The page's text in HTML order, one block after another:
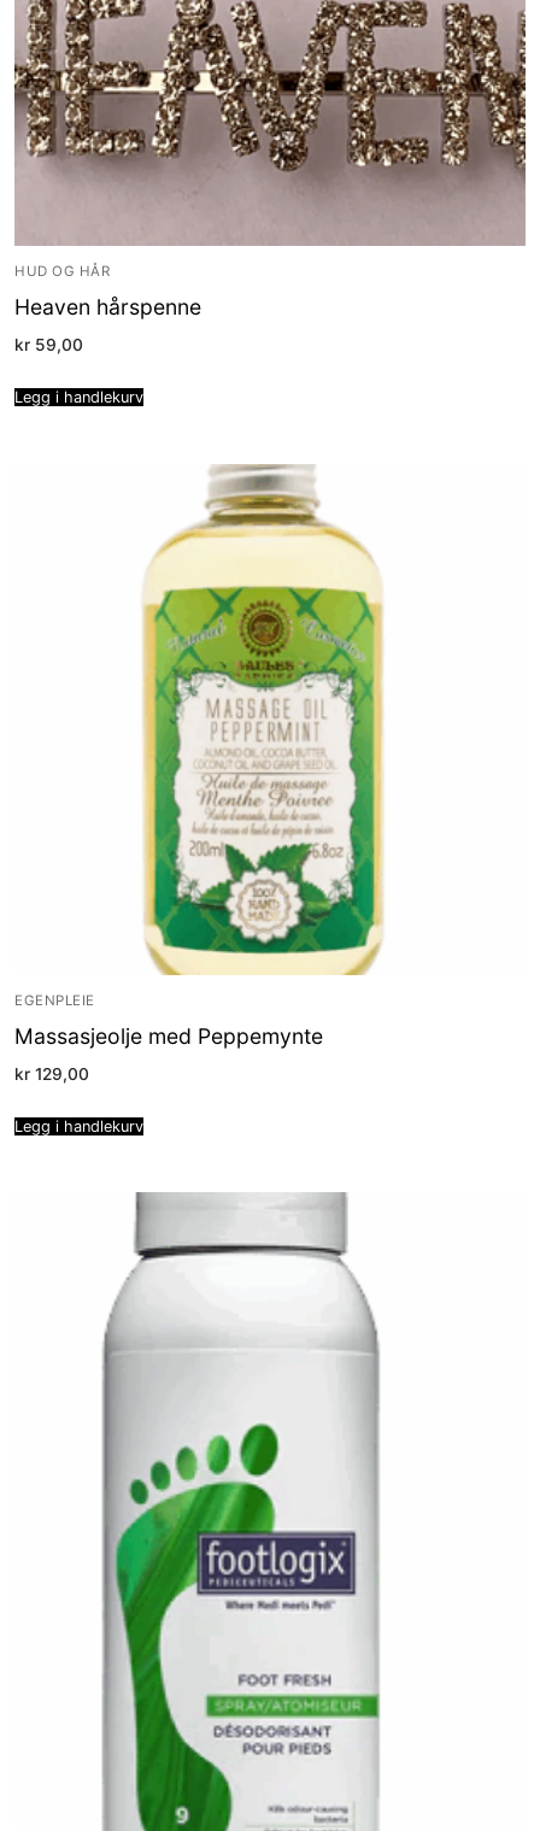
HUD OG HÅR
Heaven hårspenne
kr 59,00
Legg i handlekurv
EGENPLEIE
Massasjeolje med Peppemynte
kr 129,00
Legg i handlekurv